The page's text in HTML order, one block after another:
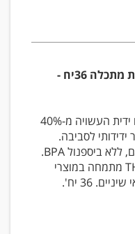
קיסם וחוט דנטלי פחם עם ידית מתכלה 36יח -
וט דנטלי כפול מועשר בפחם עם ידית העשויה מ-40%
ידידותי לסביבה.
VEGAN – לא נוסה על בעלי חיים, ללא ביספנול BPA.
בטעם מנטה. THE HUMBLE CO מתמחה במוצרי
36 יח'.